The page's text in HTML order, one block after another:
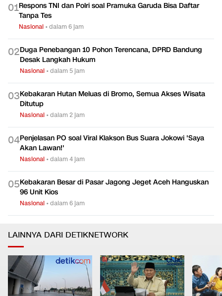
01Respons TNI dan Polri soal Pramuka Garuda Bisa Daftar
Tanpa Tes
Nasional •dalam 6 jam
02Duga Penebangan 10 Pohon Terencana, DPRD Bandung
Desak Langkah Hukum
Nasional •dalam 5 jam
03Kebakaran Hutan Meluas di Bromo, Semua Akses Wisata
Ditutup
Nasional •dalam 2 jam
04Penjelasan PO soal Viral Klakson Bus Suara Jokowi 'Saya
Akan Lawan!'
Nasional •dalam 4 jam
05Kebakaran Besar di Pasar Jagong Jeget Aceh Hanguskan
96 Unit Kios
Nasional •dalam 6 jam
LAINNYA DARI DETIKNETWORK